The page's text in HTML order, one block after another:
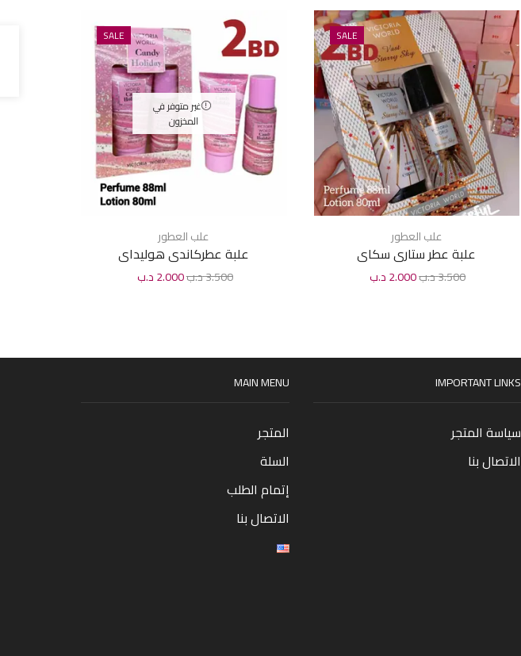
SALE
علب العطور
علبة عطر ستارى سكاى
3.500د.ب2.000د.ب
SALE
غير متوفر في
المخزون
علب العطور
علبة عطركاندى هوليداى
3.500د.ب2.000د.ب
MAIN MENU
المتجر
السلة
إتمام الطلب
الاتصال بنا
IMPORTANT LINKS
سياسة المتجر
الاتصال بنا